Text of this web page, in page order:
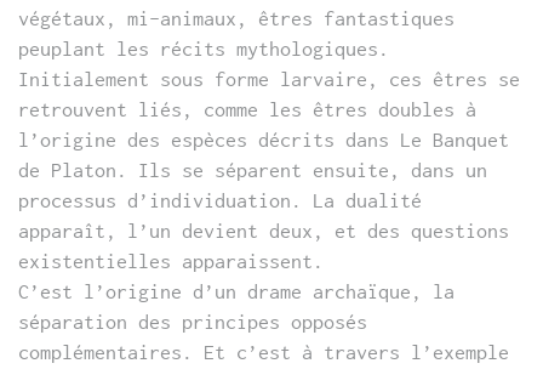
végétaux, mi-animaux, êtres fantastiques
peuplant les récits mythologiques.
Initialement sous forme larvaire, ces êtres se
retrouvent liés, comme les êtres doubles à
l’origine des espèces décrits dans Le Banquet
de Platon. Ils se séparent ensuite, dans un
processus d’individuation. La dualité
apparaît, l’un devient deux, et des questions
existentielles apparaissent.
C’est l’origine d’un drame archaïque, la
séparation des principes opposés
complémentaires. Et c’est à travers l’exemple